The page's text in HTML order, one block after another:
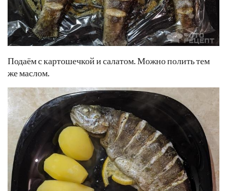
Подаём с картошечкой и салатом. Можно полить тем
же маслом.